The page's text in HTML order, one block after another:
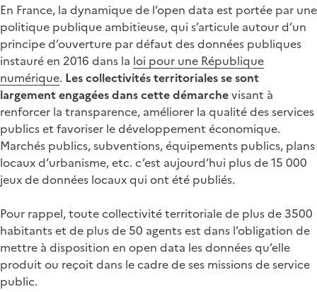
En France, la dynamique de l’open data est portée par une
politique publique ambitieuse, qui s’articule autour d’un
principe d’ouverture par défaut des données publiques
instauré en 2016 dans la loi pour une République
numérique. Les collectivités territoriales se sont
largement engagées dans cette démarchevisant à
renforcer la transparence, améliorer la qualité des services
publics et favoriser le développement économique.
Marchés publics, subventions, équipements publics, plans
locaux d’urbanisme, etc. c’est aujourd’hui plus de 15 000
jeux de données locaux qui ont été publiés.
Pour rappel, toute collectivité territoriale de plus de 3500
habitants et de plus de 50 agents est dans l’obligation de
mettre à disposition en open data les données qu’elle
produit ou reçoit dans le cadre de ses missions de service
public.